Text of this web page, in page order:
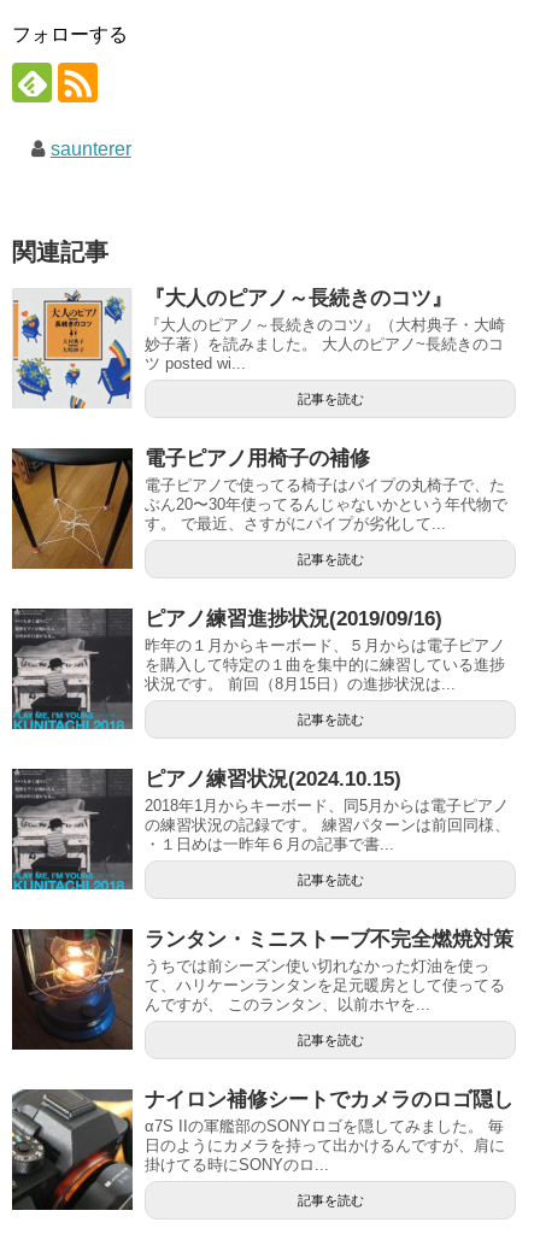
フォローする
saunterer
関連記事
『大人のピアノ～長続きのコツ』
『大人のピアノ～長続きのコツ』（大村典子・大崎
妙子著）を読みました。 大人のピアノ~長続きのコ
ツ posted wi...
記事を読む
電子ピアノ用椅子の補修
電子ピアノで使ってる椅子はパイプの丸椅子で、た
ぶん20〜30年使ってるんじゃないかという年代物で
す。 で最近、さすがにパイプが劣化して...
記事を読む
ピアノ練習進捗状況(2019/09/16)
昨年の１月からキーボード、５月からは電子ピアノ
を購入して特定の１曲を集中的に練習している進捗
状況です。 前回（8月15日）の進捗状況は...
記事を読む
ピアノ練習状況(2024.10.15)
2018年1月からキーボード、同5月からは電子ピアノ
の練習状況の記録です。 練習パターンは前回同様、
・１日めは一昨年６月の記事で書...
記事を読む
ランタン・ミニストーブ不完全燃焼対策
うちでは前シーズン使い切れなかった灯油を使っ
て、ハリケーンランタンを足元暖房として使ってる
んですが、 このランタン、以前ホヤを...
記事を読む
ナイロン補修シートでカメラのロゴ隠し
α7S IIの軍艦部のSONYロゴを隠してみました。 毎
日のようにカメラを持って出かけるんですが、肩に
掛けてる時にSONYのロ...
記事を読む